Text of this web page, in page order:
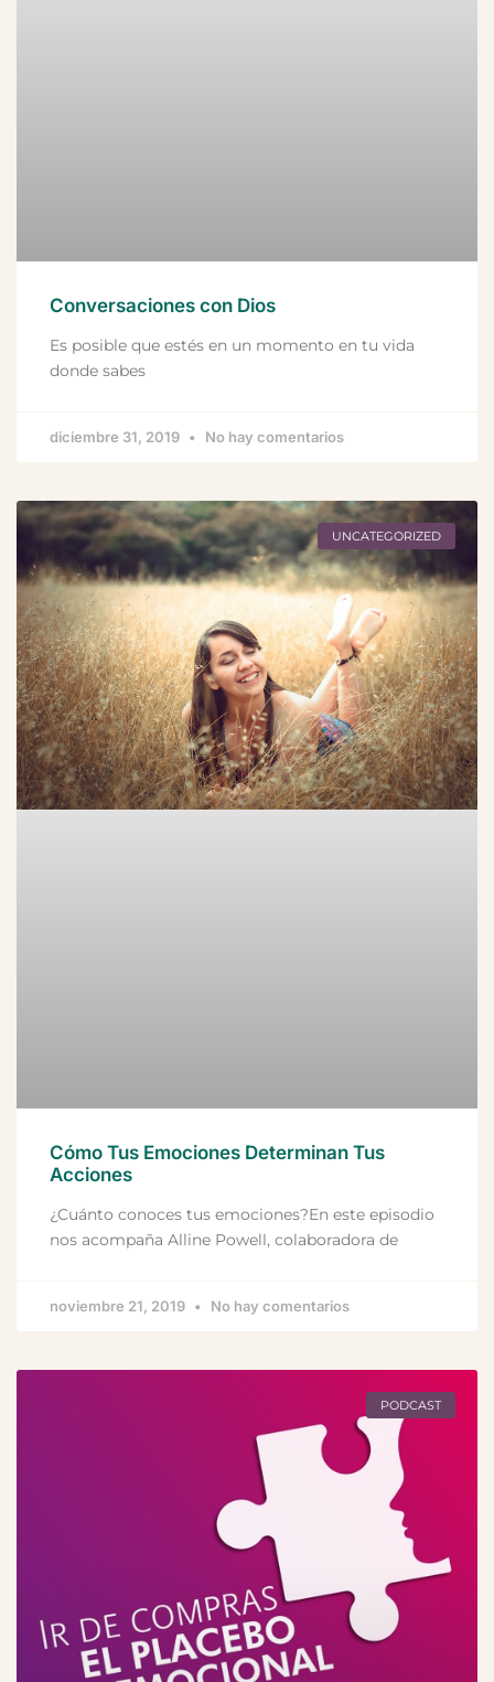
Conversaciones con Dios
Es posible que estés en un momento en tu vida
donde sabes
diciembre 31, 2019 No hay comentarios
UNCATEGORIZED
Cómo Tus Emociones Determinan Tus
Acciones
¿Cuánto conoces tus emociones?En este episodio
nos acompaña Alline Powell, colaboradora de
noviembre 21, 2019 No hay comentarios
PODCAST